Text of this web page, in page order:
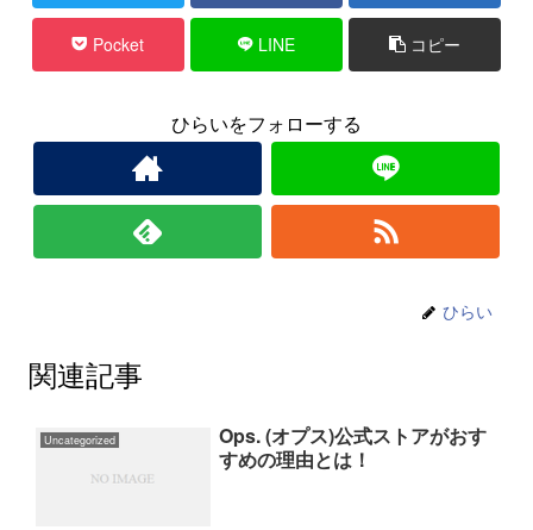
Pocket LINE コピー
ひらいをフォローする
ひらい
関連記事
Uncategorized
Ops. (オプス)公式ストアがおす
すめの理由とは！